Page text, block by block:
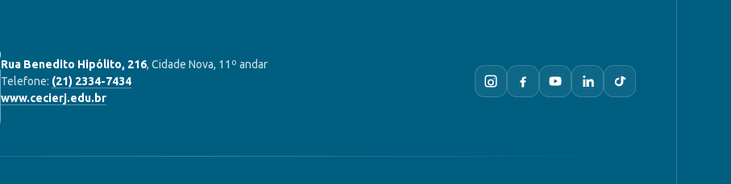
Rua Benedito Hipólito, 216, Cidade Nova, 11º andar
Telefone: (21) 2334-7434
www.cecierj.edu.br